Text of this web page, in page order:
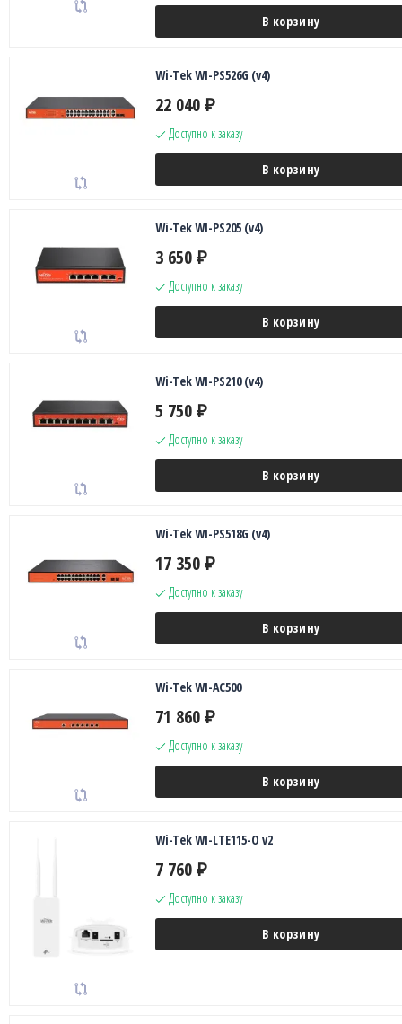
В корзину
Wi-Tek WI-PS526G (v4)
22 040 ₽
Доступно к заказу
В корзину
Wi-Tek WI-PS205 (v4)
3 650 ₽
Доступно к заказу
В корзину
Wi-Tek WI-PS210 (v4)
5 750 ₽
Доступно к заказу
В корзину
Wi-Tek WI-PS518G (v4)
17 350 ₽
Доступно к заказу
В корзину
Wi-Tek WI-AC500
71 860 ₽
Доступно к заказу
В корзину
Wi-Tek WI-LTE115-O v2
7 760 ₽
Доступно к заказу
В корзину